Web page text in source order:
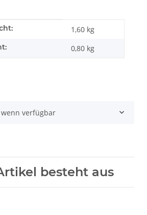
1,60 kg
0,80 kg
verfügbar
besteht aus